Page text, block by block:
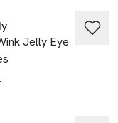
Jelly Eye